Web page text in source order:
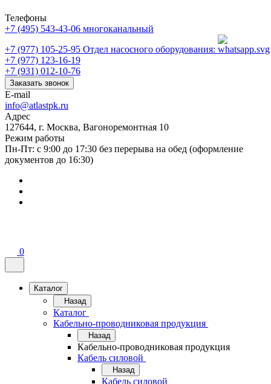
Телефоны
+7 (495) 543-43-06 многоканальный
+7 (977) 105-25-95 Отдел насосного оборудования:
+7 (977) 123-16-19
+7 (931) 012-10-76
Заказать звонок
E-mail
info@atlastpk.ru
Адрес
127644, г. Москва, Вагоноремонтная 10
Режим работы
Пн-Пт: с 9:00 до 17:30 без перерыва на обед (оформление
документов до 16:30)
0
Каталог
Назад
Каталог
Кабельно-проводниковая продукция
Назад
Кабельно-проводниковая продукция
Кабель силовой
Назад
Кабель силовой